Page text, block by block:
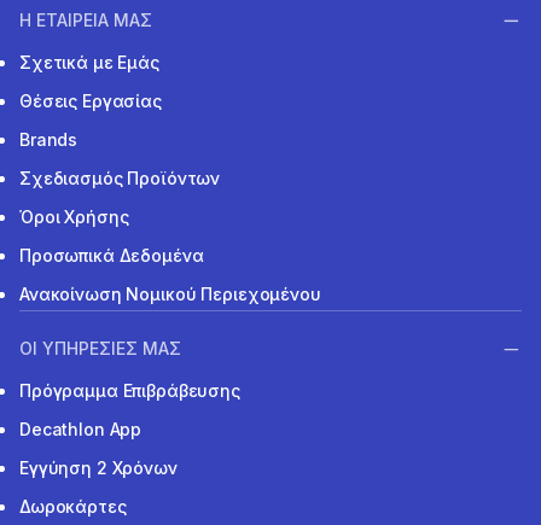
Η ΕΤΑΙΡΕΙΑ ΜΑΣ
Σχετικά με Εμάς
Θέσεις Εργασίας
Brands
Σχεδιασμός Προϊόντων
Όροι Χρήσης
Προσωπικά Δεδομένα
Ανακοίνωση Νομικού Περιεχομένου
ΟΙ ΥΠΗΡΕΣΙΕΣ ΜΑΣ
Πρόγραμμα Επιβράβευσης
Decathlon App
Εγγύηση 2 Χρόνων
Δωροκάρτες